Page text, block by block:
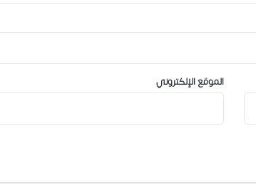
الموقع الإلكتروني